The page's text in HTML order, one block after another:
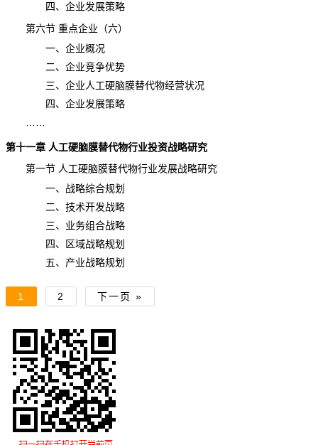
四、企业发展策略
第六节 重点企业（六）
一、企业概况
二、企业竞争优势
三、企业人工硬脑膜替代物经营状况
四、企业发展策略
第十一章 人工硬脑膜替代物行业投资战略研究
第一节 人工硬脑膜替代物行业发展战略研究
一、战略综合规划
二、技术开发战略
三、业务组合战略
四、区域战略规划
五、产业战略规划
1 2 下一页 »